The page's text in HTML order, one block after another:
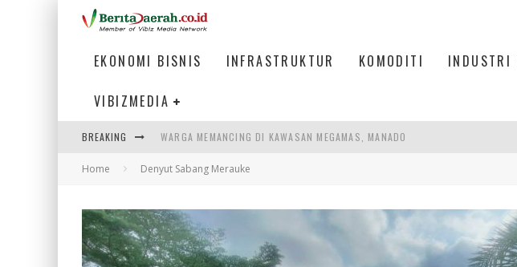
EKONOMI BISNIS INFRASTRUKTUR KOMODITI INDUSTRI
VIBIZMEDIA
BREAKING WARGA MEMANCING DI KAWASAN MEGAMAS, MANADO
SUMATERA SEBAGAI MOTOR UTAMA INDUSTRI KEHUTANAN INDONESIA
PENUMPANG MENGAMBIL BAGASI DI BANDARA SULTAN MAHMUD
Home Denyut Sabang Merauke